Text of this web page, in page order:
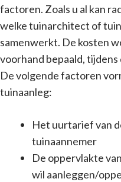
factoren. Zoals u al kan
welke tuinarchitect of
samenwerkt. De kosten
voorhand bepaald,
De volgende factoren
tuinaanleg:
Het uurtarief van
tuinaannemer
De oppervlakte
wil aanleggen/